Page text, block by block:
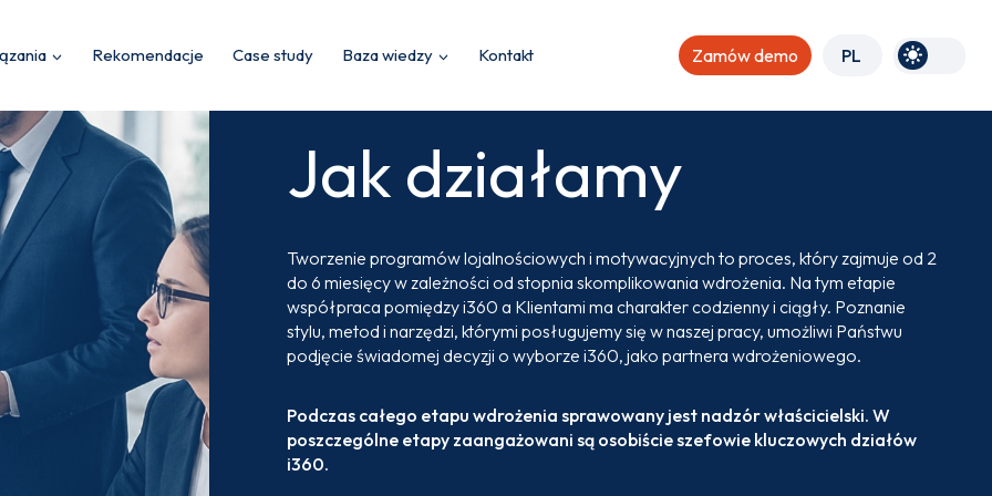
Rekomendacje Case study Baza wiedzy Kontakt Zamów demo PL
Jak działamy
Tworzenie programów lojalnościowych i motywacyjnych to proces, który zajmuje od 2
do 6 miesięcy w zależności od stopnia skomplikowania wdrożenia. Na tym etapie
współpraca pomiędzy i360 a Klientami ma charakter codzienny i ciągły. Poznanie
stylu, metod i narzędzi, którymi posługujemy się w naszej pracy, umożliwi Państwu
podjęcie świadomej decyzji o wyborze i360, jako partnera wdrożeniowego.
Podczas całego etapu wdrożenia sprawowany jest nadzór właścicielski. W
poszczególne etapy zaangażowani są osobiście szefowie kluczowych działów
i360.